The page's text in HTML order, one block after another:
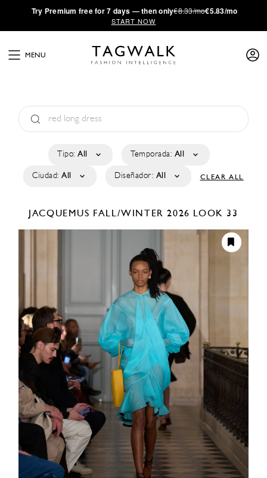
·Try Premium free for 7 days — then only€8.33/mo€5.83/mo
START NOW
MENU
Tipo: All Temporada: All
Ciudad: All Diseñador: All CLEAR ALL
JACQUEMUS FALL/WINTER 2026 LOOK 33